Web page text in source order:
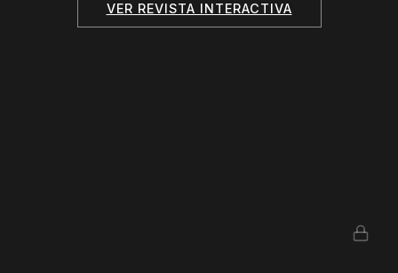
VER REVISTA INTERACTIVA